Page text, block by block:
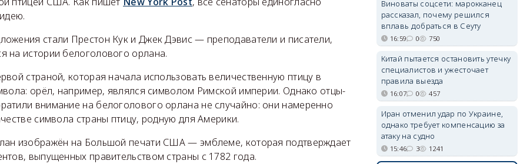
стали Престон Кук и Джек Дэвис — преподаватели и писатели,
на истории белоголового орлана.
страной, которая начала использовать величественную птицу в
орёл, например, являлся символом Римской империи. Однако отцы-
внимание на белоголового орлана не случайно: они намеренно
символа страны птицу, родную для Америки.
изображён на Большой печати США — эмблеме, которая подтверждает
выпущенных правительством страны с 1782 года.
Виноваты соцсети: марокканец
рассказал, почему решился
вплавь добраться в Сеуту
16:59 0 750
Китай пытается остановить утечку
специалистов и ужесточает
правила выезда
16:07 0 457
Иран отменил удар по Украине,
однако требует компенсацию за
атаку на судно
15:46 3 1241